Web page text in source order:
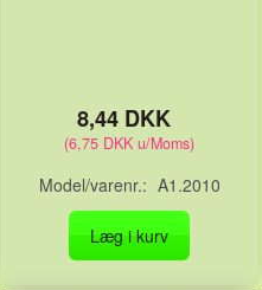
8,44 DKK
(6,75 DKK u/Moms)
Model/varenr.: A1.2010
Læg i kurv